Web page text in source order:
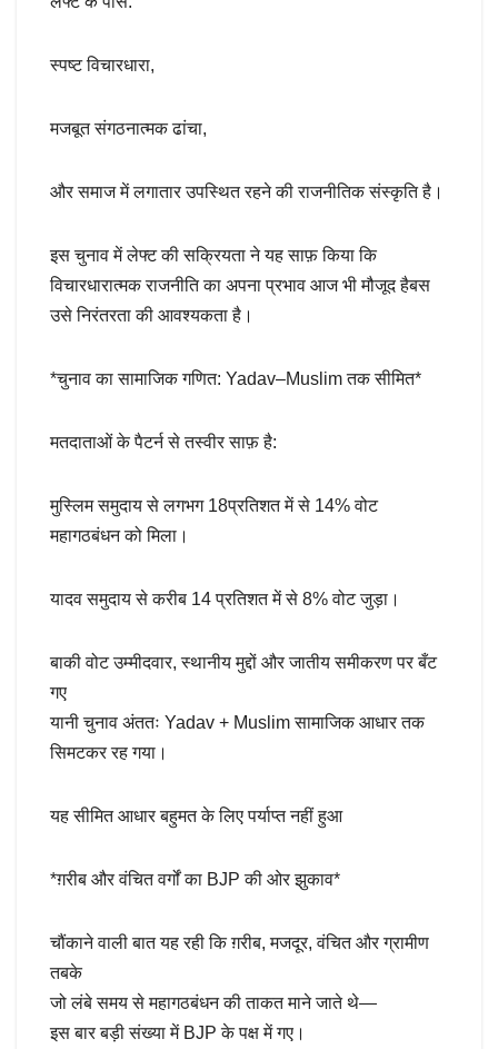
स्पष्ट विचारधारा,
मजबूत संगठनात्मक ढांचा,
और समाज में लगातार उपस्थित रहने की राजनीतिक संस्कृति है।
इस चुनाव में लेफ्ट की सक्रियता ने यह साफ़ किया कि
विचारधारात्मक राजनीति का अपना प्रभाव आज भी मौजूद हैबस
उसे निरंतरता की आवश्यकता है।
*चुनाव का सामाजिक गणित: Yadav–Muslim तक सीमित*
मतदाताओं के पैटर्न से तस्वीर साफ़ है:
मुस्लिम समुदाय से लगभग 18प्रतिशत में से 14% वोट
महागठबंधन को मिला।
यादव समुदाय से करीब 14 प्रतिशत में से 8% वोट जुड़ा।
बाकी वोट उम्मीदवार, स्थानीय मुद्दों और जातीय समीकरण पर बँट
गए
यानी चुनाव अंततः Yadav + Muslim सामाजिक आधार तक
सिमटकर रह गया।
यह सीमित आधार बहुमत के लिए पर्याप्त नहीं हुआ
*ग़रीब और वंचित वर्गों का BJP की ओर झुकाव*
चौंकाने वाली बात यह रही कि ग़रीब, मजदूर, वंचित और ग्रामीण
तबके
जो लंबे समय से महागठबंधन की ताकत माने जाते थे—
इस बार बड़ी संख्या में BJP के पक्ष में गए।